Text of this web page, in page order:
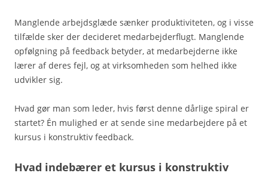
Manglende arbejdsglæde sænker produktiviteten, og i visse
tilfælde sker der decideret medarbejderflugt. Manglende
opfølgning på feedback betyder, at medarbejderne ikke
lærer af deres fejl, og at virksomheden som helhed ikke
udvikler sig.
Hvad gør man som leder, hvis først denne dårlige spiral er
startet? Én mulighed er at sende sine medarbejdere på et
kursus i konstruktiv feedback.
Hvad indebærer et kursus i konstruktiv